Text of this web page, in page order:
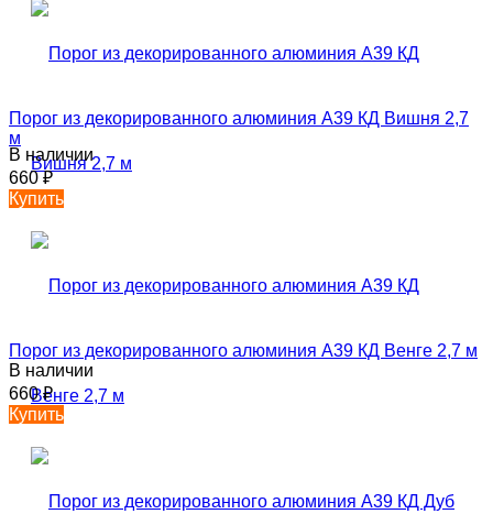
Порог из декорированного алюминия А39 КД Вишня 2,7
м
В наличии
660₽
Купить
Порог из декорированного алюминия А39 КД Венге 2,7 м
В наличии
660₽
Купить